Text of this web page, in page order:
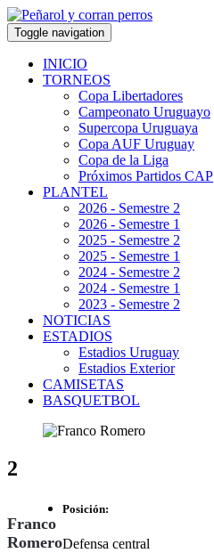
Toggle navigation
INICIO
TORNEOS
Copa Libertadores
Campeonato Uruguayo
Supercopa Uruguaya
Copa AUF Uruguay
Copa de la Liga
Próximos Partidos CAP
PLANTEL
2026 - Semestre 2
2026 - Semestre 1
2025 - Semestre 2
2025 - Semestre 1
2024 - Semestre 2
2024 - Semestre 1
2023 - Semestre 2
NOTICIAS
ESTADIOS
Estadios Uruguay
Estadios Exterior
CAMISETAS
BASQUETBOL
2
Franco
Romero
Posición:
Defensa central